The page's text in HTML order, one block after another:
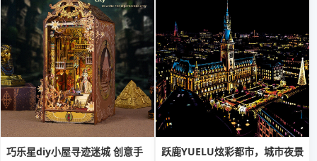
巧乐星diy小屋寻迹迷城 创意手
跃鹿YUELU炫彩都市，城市夜景